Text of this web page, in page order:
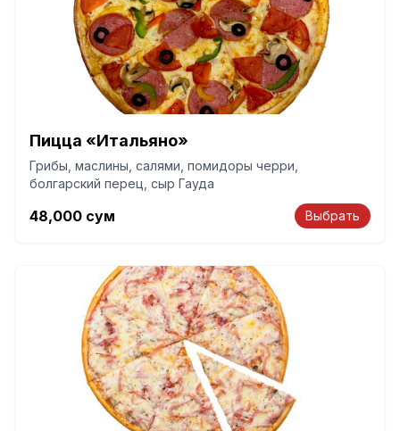
Пицца «Итальяно»
Грибы, маслины, салями, помидоры черри,
болгарский перец, сыр Гауда
48,000 сум Выбрать